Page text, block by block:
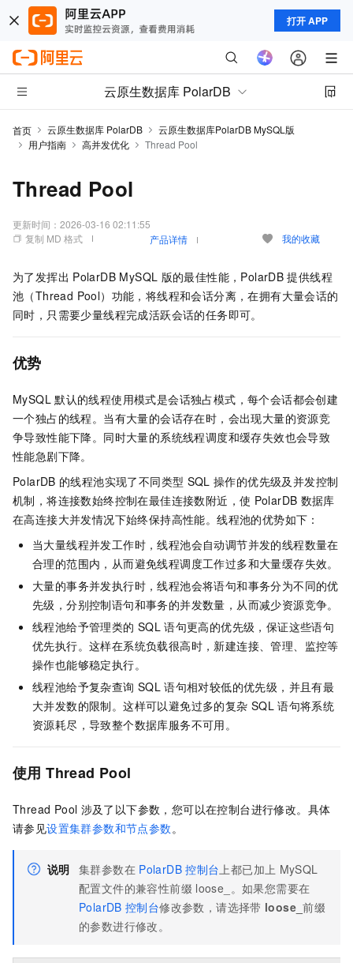
打开 APP
云原生数据库 PolarDB
首页 云原生数据库 PolarDB
云原生数据库PolarDB MySQL版
用户指南
高并发优化 Thread Pool
Thread Pool
更新时间： 2026-03-16 02:11:55
复制 MD 格式
产品详情 我的收藏
为了发挥出 PolarDB MySQL 版的最佳性能， PolarDB 提供线程
池（Thread Pool）功能，将线程和会话分离，在拥有大量会话的
同时，只需要少量线程完成活跃会话的任务即可。
优势
MySQL 默认的线程使用模式是会话独占模式，每个会话都会创建
一个独占的线程。当有大量的会话存在时，会出现大量的资源竞
争导致性能下降。同时大量的系统线程调度和缓存失效也会导致
性能急剧下降。
PolarDB 的线程池实现了不同类型 SQL 操作的优先级及并发控制
机制，将连接数始终控制在最佳连接数附近，使 PolarDB 数据库
在高连接大并发情况下始终保持高性能。线程池的优势如下：
当大量线程并发工作时，线程池会自动调节并发的线程数量在
合理的范围内，从而避免线程调度工作过多和大量缓存失效。
大量的事务并发执行时，线程池会将语句和事务分为不同的优
先级，分别控制语句和事务的并发数量，从而减少资源竞争。
线程池给予管理类的 SQL 语句更高的优先级，保证这些语句
优先执行。这样在系统负载很高时，新建连接、管理、监控等
操作也能够稳定执行。
线程池给予复杂查询 SQL 语句相对较低的优先级，并且有最
大并发数的限制。这样可以避免过多的复杂 SQL 语句将系统
资源耗尽，导致整个数据库服务不可用。
使用 Thread Pool
Thread Pool 涉及了以下参数，您可以在控制台进行修改。具体
请参见设置集群参数和节点参数。
说明 集群参数在 PolarDB 控制台上都已加上 MySQL
配置文件的兼容性前缀 loose_ 。如果您需要在
PolarDB 控制台修改参数，请选择带 loose_前缀
的参数进行修改。